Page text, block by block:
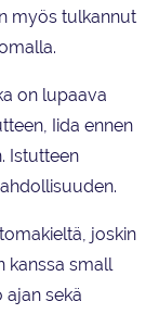
myös tulkannut
on lupaava
Iida ennen
Istutteen
joskin
kanssa small
ajan sekä